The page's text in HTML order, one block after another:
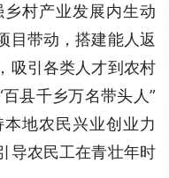
村产业发展内生动
目带动，搭建能人返
吸引各类人才到农村
县千乡万名带头人”
地农民兴业创业力
导农民工在青壮年时